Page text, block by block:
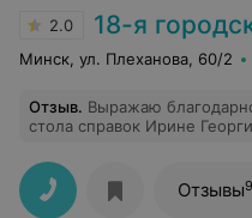
2.0 18-я
Минск, ул. Плеханова, 60/2
Отзыв. Выражаю
стола справок Ирине
приятно, что в нашей
замечательные
самого доброго.
Отзывы9